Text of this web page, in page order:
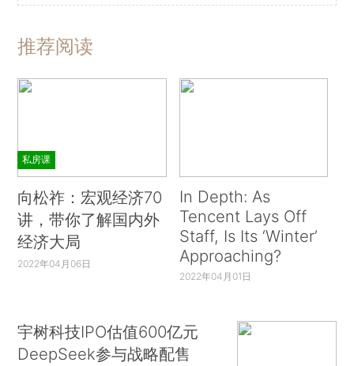
推荐阅读
私房课
向松祚：宏观经济70
讲，带你了解国内外
经济大局
2022年04月06日
In Depth: As
Tencent Lays Off
Staff, Is Its ‘Winter’
Approaching?
2022年04月01日
宇树科技IPO估值600亿元
DeepSeek参与战略配售